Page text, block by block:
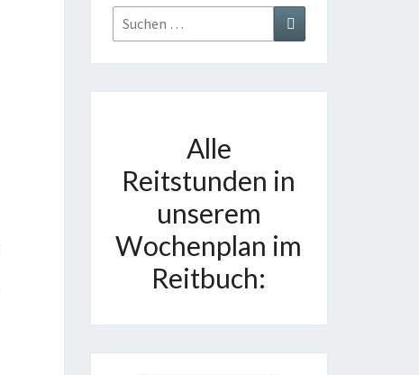
Office 365
Suchen
nach:
Suchen
Alle
Reitstunden in
unserem
Wochenplan im
Reitbuch: